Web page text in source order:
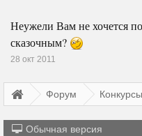
Неужели Вам не хочется
сказочным?
28 окт 2011
Форум Конкурсы
Обычная версия